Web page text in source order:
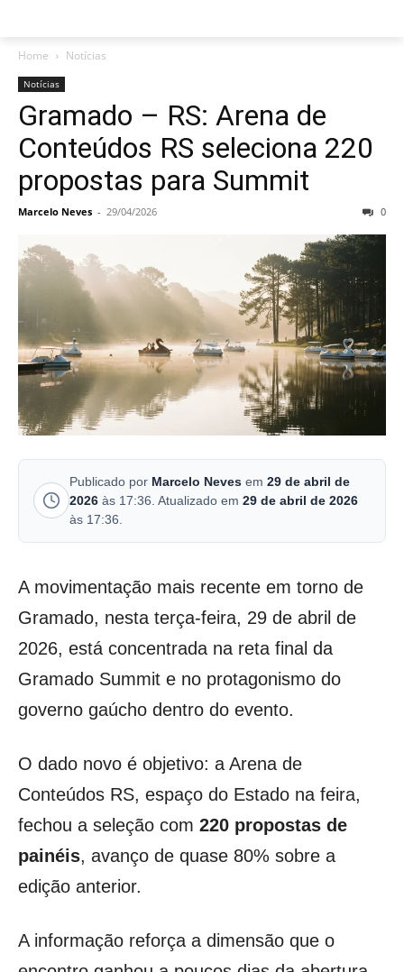
Home Notícias
Notícias
Gramado – RS: Arena de
Conteúdos RS seleciona 220
propostas para Summit
Marcelo Neves - 29/04/2026 0
Publicado por Marcelo Neves em 29 de abril de
2026 às 17:36. Atualizado em 29 de abril de 2026
às 17:36.
A movimentação mais recente em torno de
Gramado, nesta terça-feira, 29 de abril de
2026, está concentrada na reta final da
Gramado Summit e no protagonismo do
governo gaúcho dentro do evento.
O dado novo é objetivo: a Arena de
Conteúdos RS, espaço do Estado na feira,
fechou a seleção com 220 propostas de
painéis, avanço de quase 80% sobre a
edição anterior.
A informação reforça a dimensão que o